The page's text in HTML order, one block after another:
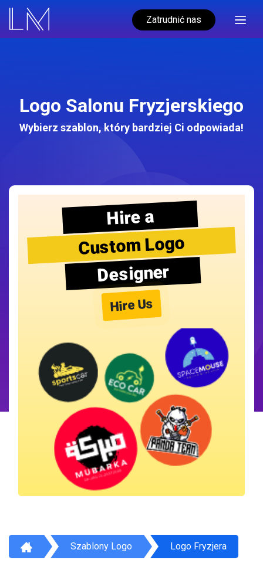
Zatrudnić nas
Logo Salonu Fryzjerskiego
Wybierz szablon, który bardziej Ci odpowiada!
Hire a
Custom Logo
Designer
Hire Us
Szablony Logo Logo Fryzjera